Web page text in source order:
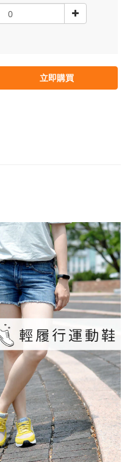
立即購買